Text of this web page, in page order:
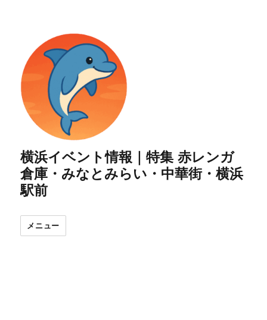
横浜イベント情報｜特集 赤レンガ
倉庫・みなとみらい・中華街・横浜
駅前
メニュー